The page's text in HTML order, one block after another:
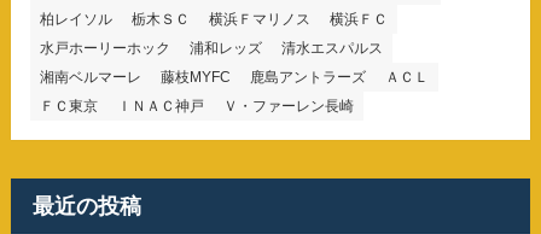
柏レイソル
栃木ＳＣ 横浜Ｆマリノス
横浜ＦＣ
水戸ホーリーホック
浦和レッズ
清水エスパルス
湘南ベルマーレ
藤枝MYFC 鹿島アントラーズ
ＡＣＬ
ＦＣ東京
ＩＮＡＣ神戸 Ｖ・ファーレン長崎
最近の投稿